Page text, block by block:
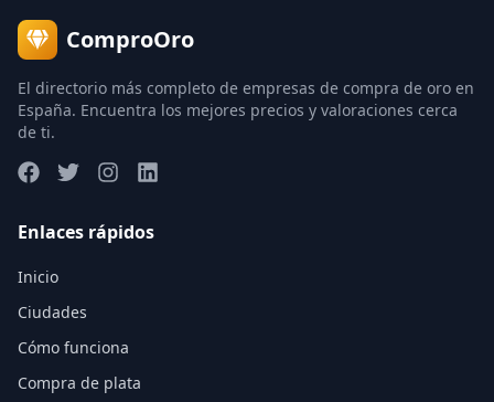
ComproOro
El directorio más completo de empresas de compra de oro en
España. Encuentra los mejores precios y valoraciones cerca
de ti.
Enlaces rápidos
Inicio
Ciudades
Cómo funciona
Compra de plata